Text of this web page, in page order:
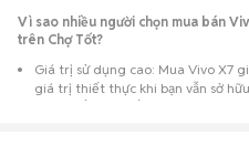
Vì sao nhiều người chọn mua bán
trên Chợ Tốt?
Giá trị sử dụng cao: Mua Vivo X7
giá trị thiết thực khi bạn vẫn sở
chi phí đầu tư thấp hơn máy đập